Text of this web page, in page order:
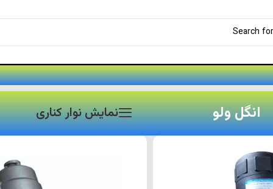
انگل ولو نمایش نوار کناری